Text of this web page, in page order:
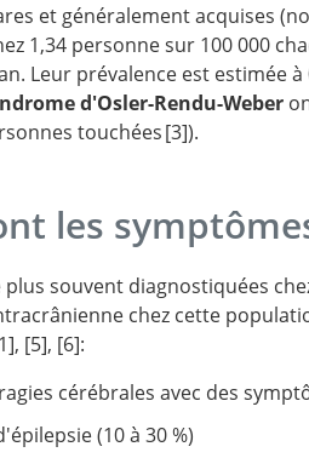
et généralement acquises
1,34 personne sur 100 000
Leur prévalence est estimée
Brain arteriovenous
d'Osler-Rendu-Weber
touchées 3
Bleeding risk of cerebral
in hereditary hemorrhagic
).
les
plus souvent diagnostiquées
chez cette
arteriovenous malformations of
1
Brain arteriovenous
, 5
Management of
Malformations: A Scientific
, 6
Long-Term
Versus Adults With Brain
:
cérébrales avec des
(10 à 30 %)